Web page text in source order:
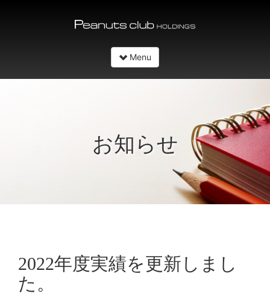
Menu
お知らせ
2022年度実績を更新しまし
た。